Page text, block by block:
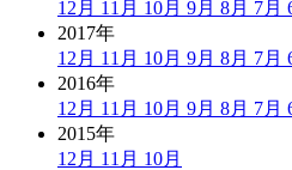
12月 11月 10月 9月 8月 7月
2017年
12月 11月 10月 9月 8月 7月
2016年
12月 11月 10月 9月 8月 7月
2015年
12月 11月 10月